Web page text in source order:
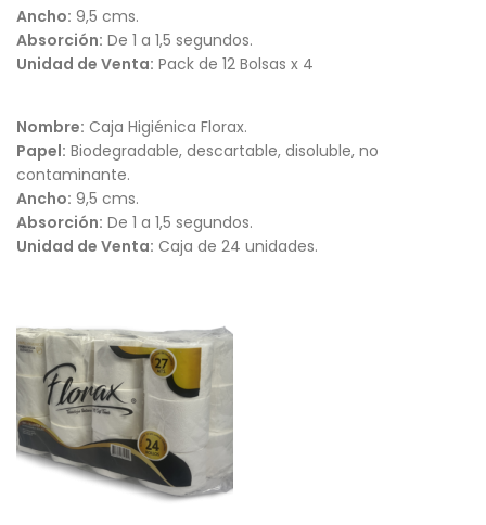
Ancho: 9,5 cms.
Absorción: De 1 a 1,5 segundos.
Unidad de Venta: Pack de 12 Bolsas x 4
Nombre: Caja Higiénica Florax.
Papel: Biodegradable, descartable, disoluble, no
contaminante.
Ancho: 9,5 cms.
Absorción: De 1 a 1,5 segundos.
Unidad de Venta: Caja de 24 unidades.